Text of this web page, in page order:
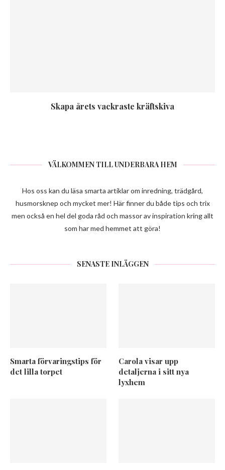
Skapa årets vackraste kräftskiva
VÄLKOMMEN TILL UNDERBARA HEM
Hos oss kan du läsa smarta artiklar om inredning, trädgård,
husmorsknep och mycket mer! Här finner du både tips och trix
men också en hel del goda råd och massor av inspiration kring allt
som har med hemmet att göra!
SENASTE INLÄGGEN
Smarta förvaringstips för
det lilla torpet
Carola visar upp
detaljerna i sitt nya
lyxhem